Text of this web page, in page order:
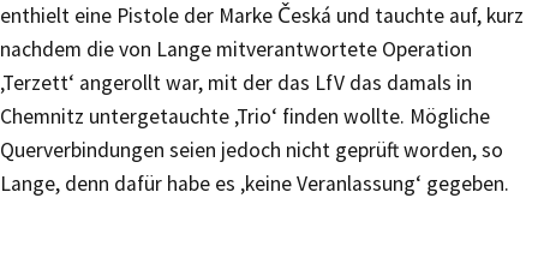
enthielt eine Pistole der Marke Česká und tauchte auf, kurz
nachdem die von Lange mitverantwortete Operation
‚Terzett‘ angerollt war, mit der das LfV das damals in
Chemnitz untergetauchte ‚Trio‘ finden wollte. Mögliche
Querverbindungen seien jedoch nicht geprüft worden, so
Lange, denn dafür habe es ‚keine Veranlassung‘ gegeben.